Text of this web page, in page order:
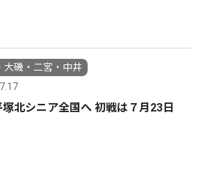
大磯・二宮・中井
北シニア全国へ 初戦は７月23日